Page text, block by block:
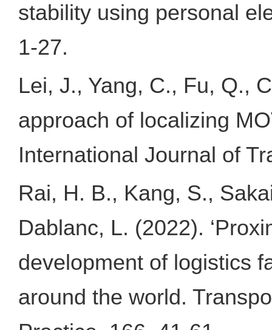
stability using personal
1-27.
Lei, J., Yang, C., Fu, Q.,
approach of localizing
International Journal of
Rai, H. B., Kang, S.,
Dablanc, L. (2022).
development of logistics
around the world.